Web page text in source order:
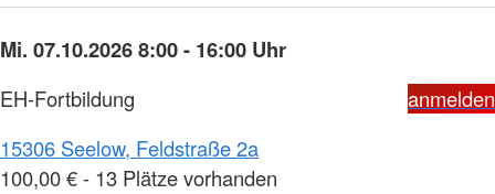
Mi. 07.10.2026 8:00 - 16:00 Uhr
EH-Fortbildung
anmelden
15306 Seelow, Feldstraße 2a
100,00 € - 13 Plätze vorhanden